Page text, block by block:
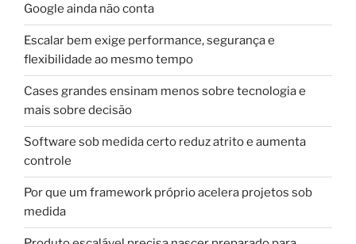
Google ainda não conta
Escalar bem exige performance, segurança e
flexibilidade ao mesmo tempo
Cases grandes ensinam menos sobre tecnologia e
mais sobre decisão
Software sob medida certo reduz atrito e aumenta
controle
Por que um framework próprio acelera projetos sob
medida